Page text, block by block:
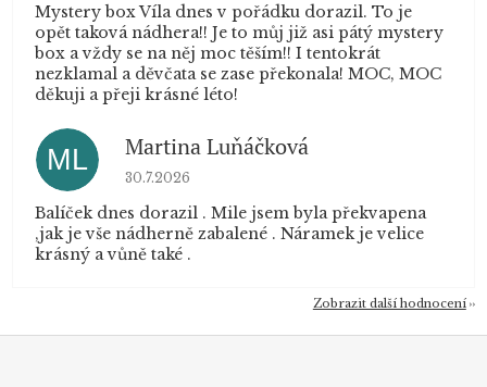
Mystery box Víla dnes v pořádku dorazil. To je
opět taková nádhera!! Je to můj již asi pátý mystery
box a vždy se na něj moc těším!! I tentokrát
nezklamal a děvčata se zase překonala! MOC, MOC
děkuji a přeji krásné léto!
ML Martina Luňáčková
Hodnocení obchodu je 5 z 5 hvězdiček.
30.7.2026
Balíček dnes dorazil . Mile jsem byla překvapena
,jak je vše nádherně zabalené . Náramek je velice
krásný a vůně také .
Zobrazit další hodnocení